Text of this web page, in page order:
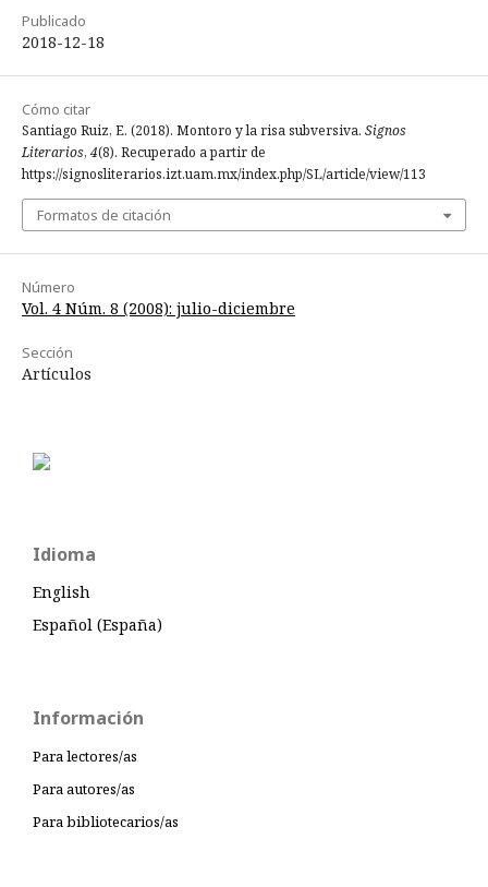
Publicado
2018-12-18
Cómo citar
Santiago Ruiz, E. (2018). Montoro y la risa subversiva. Signos
Literarios, 4(8). Recuperado a partir de
https://signosliterarios.izt.uam.mx/index.php/SL/article/view/113
Formatos de citación
Número
Vol. 4 Núm. 8 (2008): julio-diciembre
Sección
Artículos
Idioma
English
Español (España)
Información
Para lectores/as
Para autores/as
Para bibliotecarios/as